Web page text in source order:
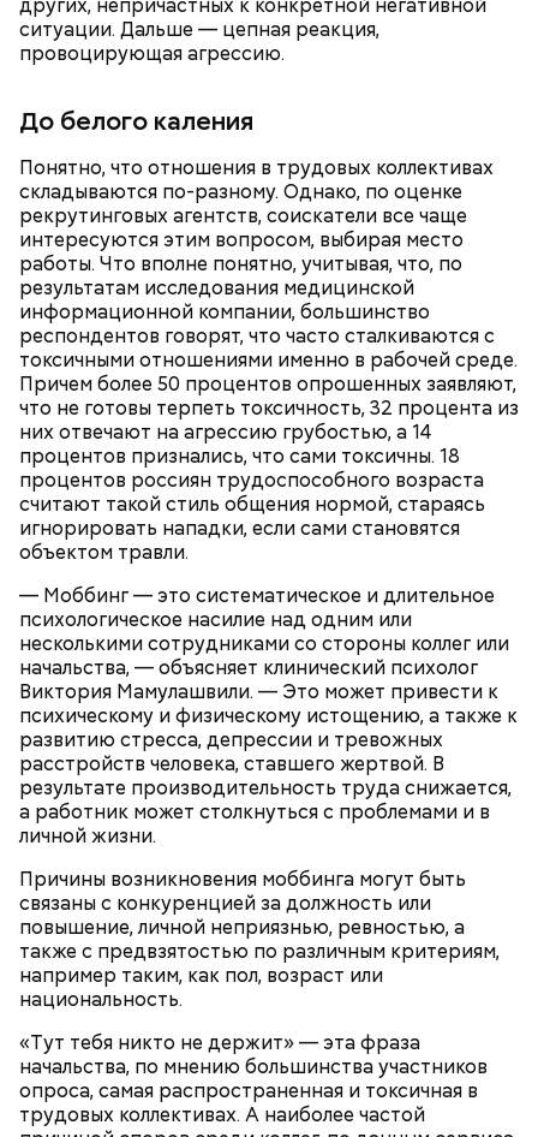
других, непричастных к конкретной негативной
ситуации. Дальше — цепная реакция,
провоцирующая агрессию.
До белого каления
Понятно, что отношения в трудовых коллективах
складываются по-разному. Однако, по оценке
рекрутинговых агентств, соискатели все чаще
интересуются этим вопросом, выбирая место
работы. Что вполне понятно, учитывая, что, по
результатам исследования медицинской
информационной компании, большинство
респондентов говорят, что часто сталкиваются с
токсичными отношениями именно в рабочей среде.
Причем более 50 процентов опрошенных заявляют,
что не готовы терпеть токсичность, 32 процента из
них отвечают на агрессию грубостью, а 14
процентов признались, что сами токсичны. 18
процентов россиян трудоспособного возраста
считают такой стиль общения нормой, стараясь
игнорировать нападки, если сами становятся
объектом травли.
— Моббинг — это систематическое и длительное
психологическое насилие над одним или
несколькими сотрудниками со стороны коллег или
начальства, — объясняет клинический психолог
Виктория Мамулашвили. — Это может привести к
психическому и физическому истощению, а также к
развитию стресса, депрессии и тревожных
расстройств человека, ставшего жертвой. В
результате производительность труда снижается,
а работник может столкнуться с проблемами и в
личной жизни.
Причины возникновения моббинга могут быть
связаны с конкуренцией за должность или
повышение, личной неприязнью, ревностью, а
также с предвзятостью по различным критериям,
например таким, как пол, возраст или
национальность.
«Тут тебя никто не держит» — эта фраза
начальства, по мнению большинства участников
опроса, самая распространенная и токсичная в
трудовых коллективах. А наиболее частой
— Сегодня контроль за нитратной составляющей
стал значительно жестче, чем был несколько лет
Также диетолог рассказала «ВМ»,чем полезен
арбуз, кому стоит есть его с осторожностью и
какая суточная норма допустима.